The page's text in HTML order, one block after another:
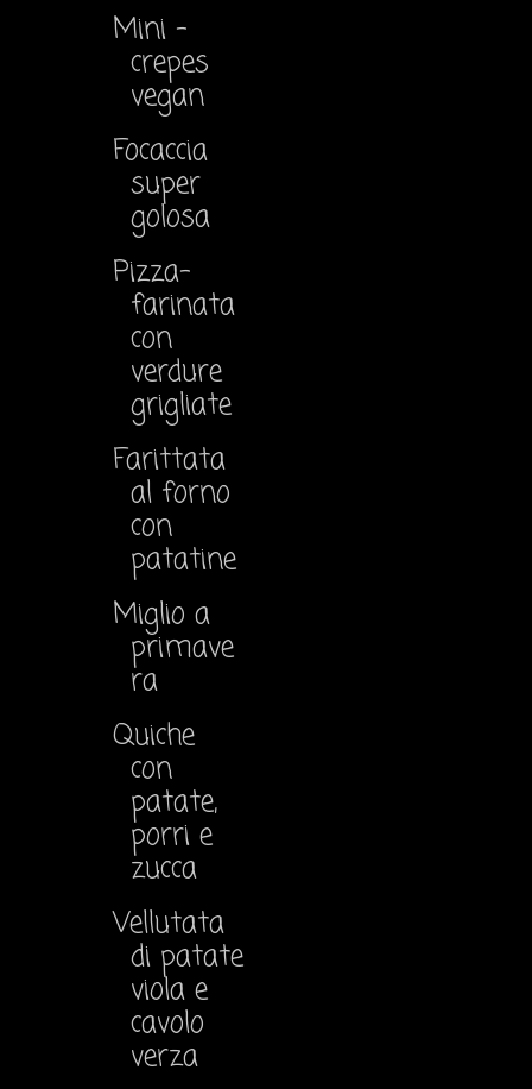
Mini -
crepes
vegan
Focaccia
super
golosa
Pizza-
farinata
con
verdure
grigliate
Farittata
al forno
con
patatine
Miglio a
primave
ra
Quiche
con
patate,
porri e
zucca
Vellutata
di patate
viola e
cavolo
verza